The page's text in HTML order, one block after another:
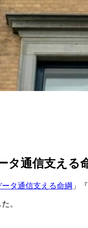
通信支える
タ通信支える命綱 」
。